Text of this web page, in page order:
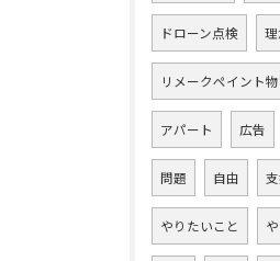
ドローン点検 理
リメークペイント
アパート 広告
問題 自由
やりたいこと